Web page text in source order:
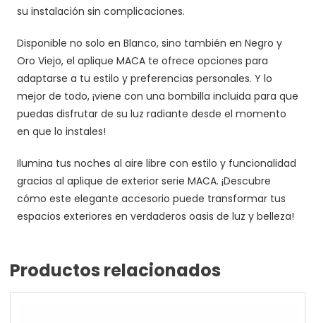
su instalación sin complicaciones.
Disponible no solo en Blanco, sino también en Negro y
Oro Viejo, el aplique MACA te ofrece opciones para
adaptarse a tu estilo y preferencias personales. Y lo
mejor de todo, ¡viene con una bombilla incluida para que
puedas disfrutar de su luz radiante desde el momento
en que lo instales!
Ilumina tus noches al aire libre con estilo y funcionalidad
gracias al aplique de exterior serie MACA. ¡Descubre
cómo este elegante accesorio puede transformar tus
espacios exteriores en verdaderos oasis de luz y belleza!
Productos relacionados